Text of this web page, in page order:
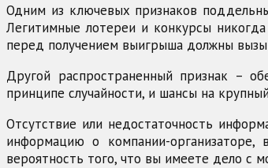
Одним из ключевых признаков
Легитимные лотереи и конкурсы
перед получением выигрыша должны
Другой распространенный признак –
принципе случайности, и шансы на
Отсутствие или недостаточность
информацию о компании-
вероятность того, что вы имеете дело с